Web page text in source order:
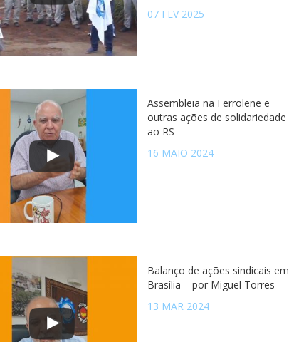
07 FEV 2025
Assembleia na Ferrolene e
outras ações de solidariedade
ao RS
16 MAIO 2024
Balanço de ações sindicais em
Brasília – por Miguel Torres
13 MAR 2024